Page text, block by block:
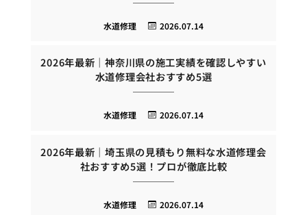
2026.07.14
水道修理
2026年最新｜神奈川県の施工実績を確認しやすい
水道修理会社おすすめ5選
2026.07.14
水道修理
2026年最新｜埼玉県の見積もり無料な水道修理会
社おすすめ5選！プロが徹底比較
2026.07.14
水道修理